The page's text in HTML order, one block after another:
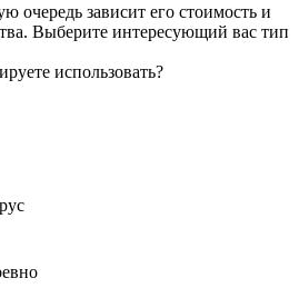
очередь зависит его стоимость и
Выберите интересующий вас тип
использовать?